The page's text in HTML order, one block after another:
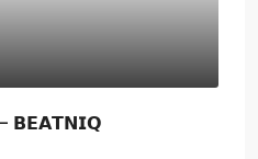
𝗕𝗘𝗔𝗧𝗡𝗜𝗤